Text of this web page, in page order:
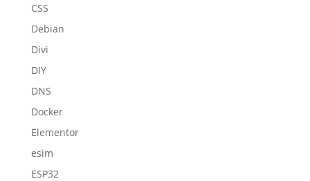
CSS
Debian
Divi
DIY
DNS
Docker
Elementor
esim
ESP32